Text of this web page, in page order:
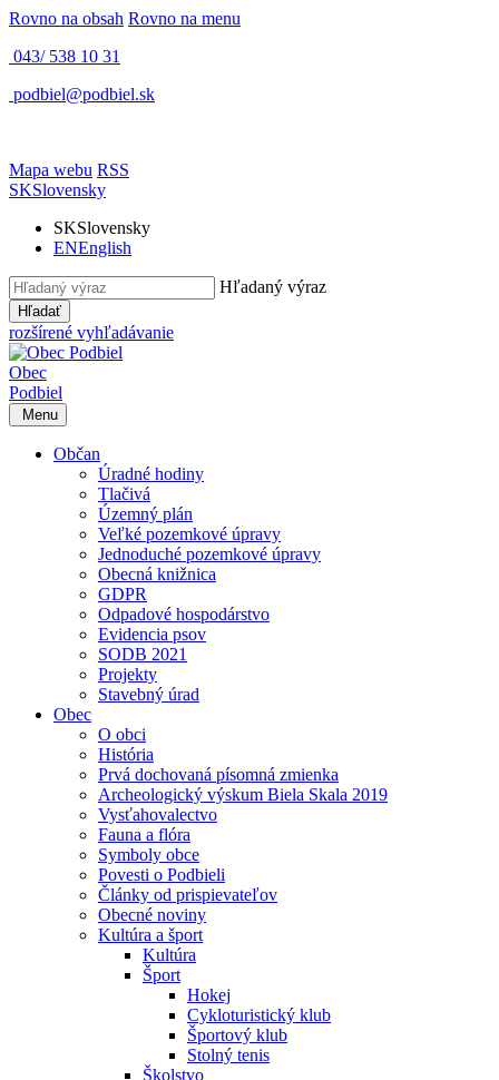
Rovno na obsah Rovno na menu
043/ 538 10 31
podbiel@podbiel.sk
Mapa webu RSS
SKSlovensky
SKSlovensky
ENEnglish
Hľadaný výraz
Hľadať
rozšírené vyhľadávanie
Obec
Podbiel
Menu
Občan
Úradné hodiny
Tlačivá
Územný plán
Veľké pozemkové úpravy
Jednoduché pozemkové úpravy
Obecná knižnica
GDPR
Odpadové hospodárstvo
Evidencia psov
SODB 2021
Projekty
Stavebný úrad
Obec
O obci
História
Prvá dochovaná písomná zmienka
Archeologický výskum Biela Skala 2019
Vysťahovalectvo
Fauna a flóra
Symboly obce
Povesti o Podbieli
Články od prispievateľov
Obecné noviny
Kultúra a šport
Kultúra
Šport
Hokej
Cykloturistický klub
Športový klub
Stolný tenis
Školstvo